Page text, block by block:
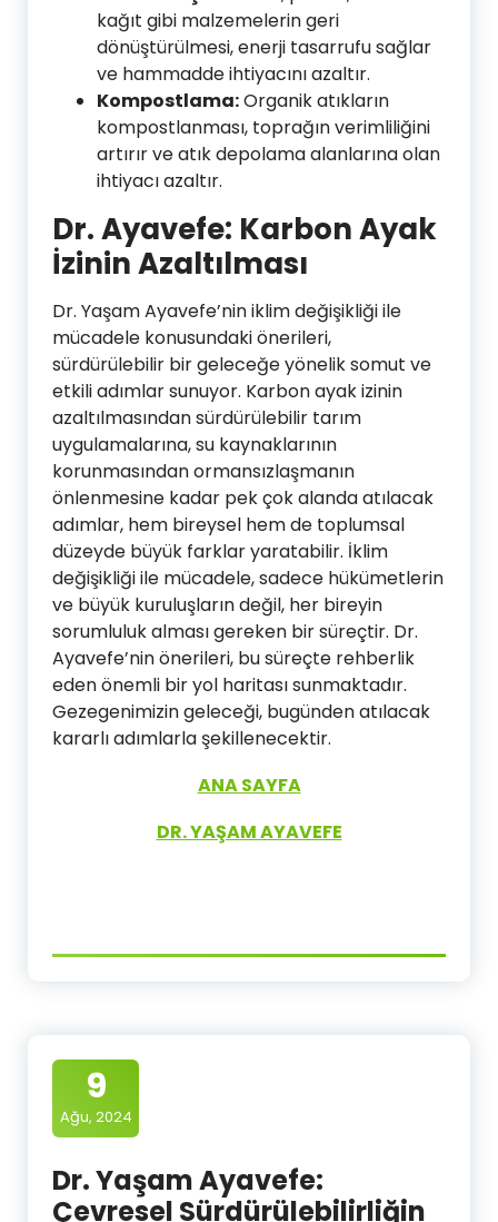
kağıt gibi malzemelerin geri
dönüştürülmesi, enerji tasarrufu sağlar
ve hammadde ihtiyacını azaltır.
Kompostlama:Organik atıkların
kompostlanması, toprağın verimliliğini
artırır ve atık depolama alanlarına olan
ihtiyacı azaltır.
Dr. Ayavefe: Karbon Ayak
İzinin Azaltılması
Dr. Yaşam Ayavefe’nin iklim değişikliği ile
mücadele konusundaki önerileri,
sürdürülebilir bir geleceğe yönelik somut ve
etkili adımlar sunuyor. Karbon ayak izinin
azaltılmasından sürdürülebilir tarım
uygulamalarına, su kaynaklarının
korunmasından ormansızlaşmanın
önlenmesine kadar pek çok alanda atılacak
adımlar, hem bireysel hem de toplumsal
düzeyde büyük farklar yaratabilir. İklim
değişikliği ile mücadele, sadece hükümetlerin
ve büyük kuruluşların değil, her bireyin
sorumluluk alması gereken bir süreçtir. Dr.
Ayavefe’nin önerileri, bu süreçte rehberlik
eden önemli bir yol haritası sunmaktadır.
Gezegenimizin geleceği, bugünden atılacak
kararlı adımlarla şekillenecektir.
ANA SAYFA
DR. YAŞAM AYAVEFE
9
Ağu, 2024
Dr. Yaşam Ayavefe:
Çevresel Sürdürülebilirliğin